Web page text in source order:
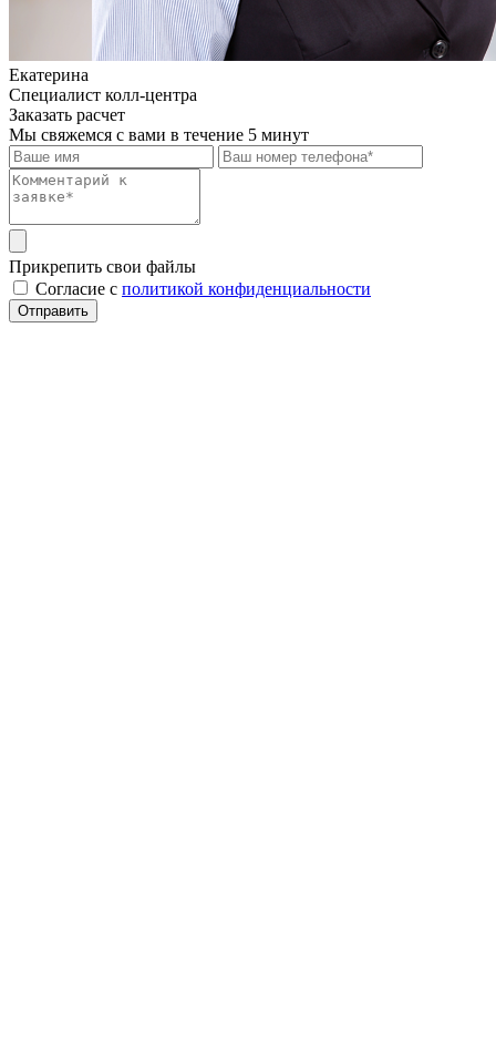
Екатерина
Специалист колл-центра
Заказать расчет
Мы свяжемся с вами в течение 5 минут
Прикрепить свои файлы
Cогласие с политикой конфиденциальности
Отправить